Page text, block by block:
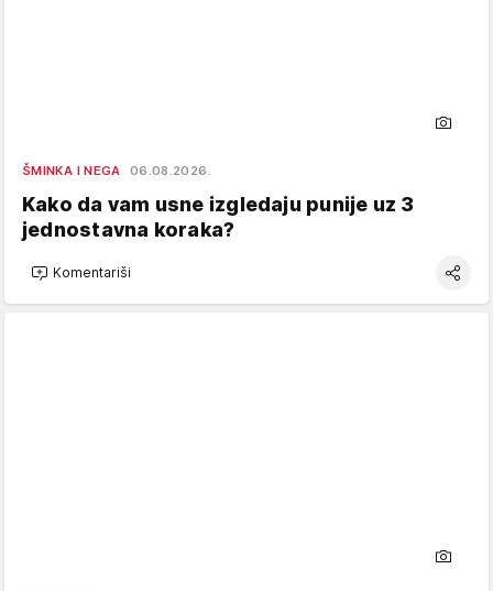
ŠMINKA I NEGA 06.08.2026.
Kako da vam usne izgledaju punije uz 3
jednostavna koraka?
Komentariši